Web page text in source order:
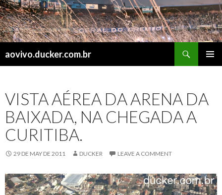
aovivo.ducker.com.br
VISTA AÉREA DA ARENA DA
BAIXADA, NA CHEGADA A
CURITIBA.
29 DE MAY DE 2011 DUCKER LEAVE A COMMENT